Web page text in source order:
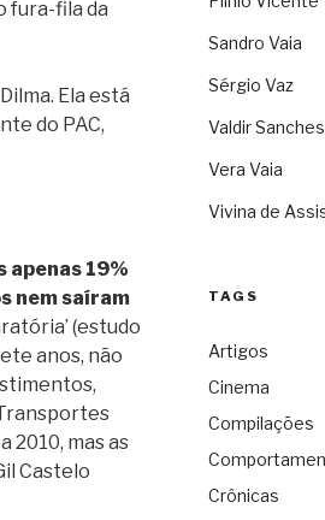
fura-fila da
Ela está
do PAC,
apenas 19%
nem saíram
(estudo
anos, não
2010, mas as
Castelo
Sandro Vaia
Sérgio Vaz
Valdir Sanches
Vera Vaia
Vivina de
TAGS
Artigos
Cinema
Compilações
Crônicas